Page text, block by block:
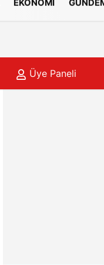
EKONOMİ
16:12
Üye Paneli